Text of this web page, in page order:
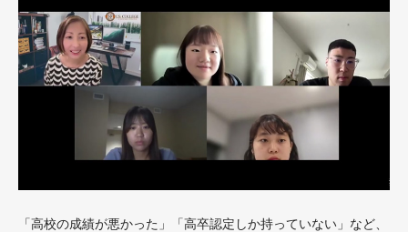
「高校の成績が悪かった」「高卒認定しか持っていない」など、